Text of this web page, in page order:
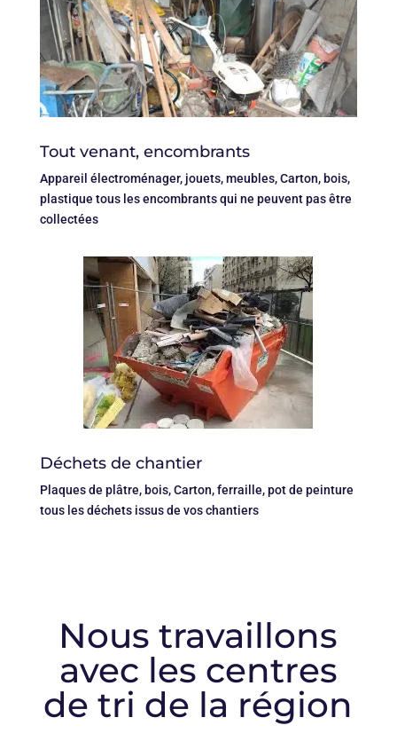
Tout venant, encombrants
Appareil électroménager, jouets, meubles, Carton, bois,
plastique tous les encombrants qui ne peuvent pas être
collectées
Déchets de chantier
Plaques de plâtre, bois, Carton, ferraille, pot de peinture
tous les déchets issus de vos chantiers
Nous travaillons
avec les centres
de tri de la région